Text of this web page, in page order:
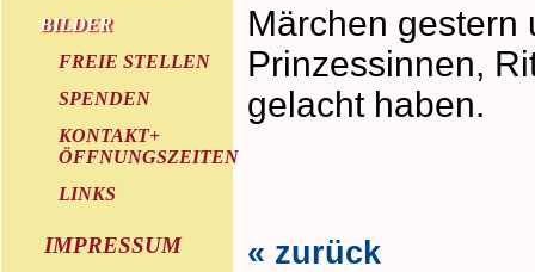
BILDER
FREIE STELLEN
SPENDEN
KONTAKT+
ÖFFNUNGSZEITEN
LINKS
IMPRESSUM
Märchen gestern
Prinzessinnen,
gelacht haben.
« zurück